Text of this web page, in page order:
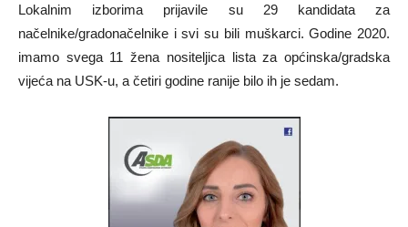
Lokalnim izborima prijavile su 29 kandidata za
načelnike/gradonačelnike i svi su bili muškarci. Godine 2020.
imamo svega 11 žena nositeljica lista za općinska/gradska
vijeća na USK-u, a četiri godine ranije bilo ih je sedam.